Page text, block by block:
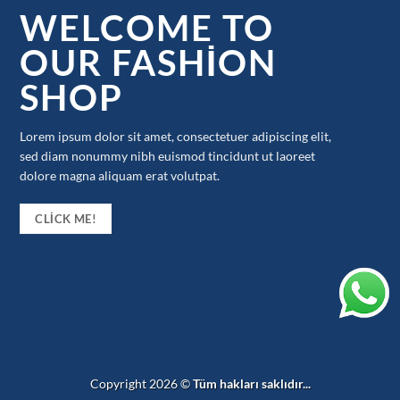
WELCOME TO
OUR FASHION
SHOP
Lorem ipsum dolor sit amet, consectetuer adipiscing elit,
sed diam nonummy nibh euismod tincidunt ut laoreet
dolore magna aliquam erat volutpat.
CLICK ME!
Copyright 2026 ©Tüm hakları saklıdır...